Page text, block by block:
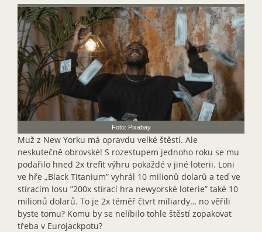
Foto: Pixabay
Muž z New Yorku má opravdu velké štěstí. Ale
neskutečně obrovské! S rozestupem jednoho roku se mu
podařilo hned 2x trefit výhru pokaždé v jiné loterii. Loni
ve hře „Black Titanium” vyhrál 10 milionů dolarů a teď ve
stíracím losu ”200x stírací hra newyorské loterie” také 10
milionů dolarů. To je 2x téměř čtvrt miliardy… no věřili
byste tomu? Komu by se nelíbilo tohle štěstí zopakovat
třeba v Eurojackpotu?